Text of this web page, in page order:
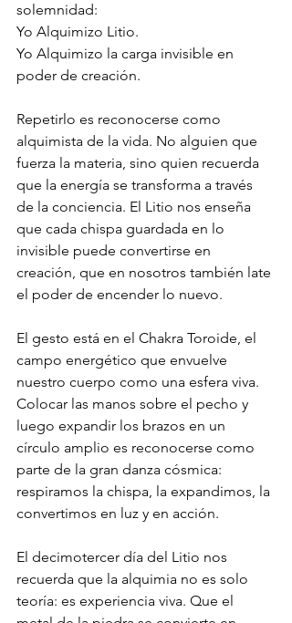
solemnidad:
Yo Alquimizo Litio.
Yo Alquimizo la carga invisible en
poder de creación.
Repetirlo es reconocerse como
alquimista de la vida. No alguien que
fuerza la materia, sino quien recuerda
que la energía se transforma a través
de la conciencia. El Litio nos enseña
que cada chispa guardada en lo
invisible puede convertirse en
creación, que en nosotros también late
el poder de encender lo nuevo.
El gesto está en el Chakra Toroide, el
campo energético que envuelve
nuestro cuerpo como una esfera viva.
Colocar las manos sobre el pecho y
luego expandir los brazos en un
círculo amplio es reconocerse como
parte de la gran danza cósmica:
respiramos la chispa, la expandimos, la
convertimos en luz y en acción.
El decimotercer día del Litio nos
recuerda que la alquimia no es solo
teoría: es experiencia viva. Que el